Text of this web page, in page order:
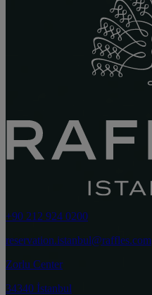
+90 212 924 0200
reservation.istanbul@raffles.com
Zorlu Center
34340 İstanbul